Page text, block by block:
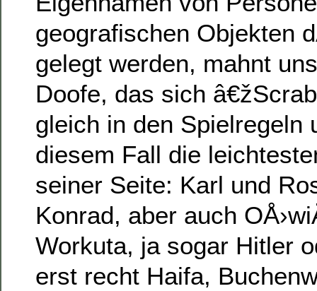
geografischen Objekten
gelegt werden, mahnt
Doofe, das sich
gleich in den Spielregeln
diesem Fall die
seiner Seite: Karl und
Konrad, aber auch
Workuta, ja sogar Hitler
erst recht Haifa,